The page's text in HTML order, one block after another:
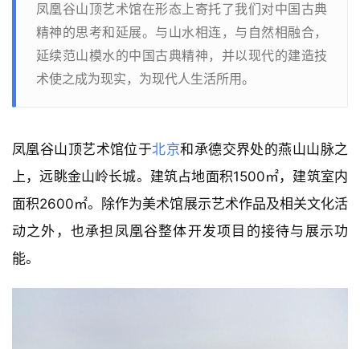
凤凰谷山顶艺术馆在形态上寄托了我们对中国古典
精神的思考和延展。与山水相连，与自然相融合，
延续范山模水的中国古典精神，并以现代的建造技
术使之成为现实，为现代人生活所用。
凤凰谷山顶艺术馆位于北京和承德交界处的燕山山脉之
上，远眺金山岭长城。建筑占地面积1500㎡，建筑室内
面积2600㎡。除作为美术馆展示艺术作品及相关文化活
动之外，也承担凤凰谷整体开发项目的接待与展示功
能。